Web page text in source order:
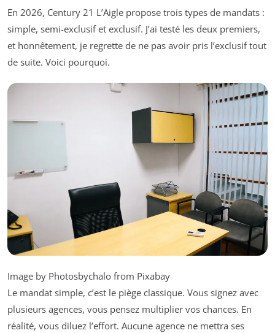
En 2026, Century 21 L’Aigle propose trois types de mandats :
simple, semi-exclusif et exclusif. J’ai testé les deux premiers,
et honnêtement, je regrette de ne pas avoir pris l’exclusif tout
de suite. Voici pourquoi.
Image by Photosbychalo from Pixabay
Le mandat simple, c’est le piège classique. Vous signez avec
plusieurs agences, vous pensez multiplier vos chances. En
réalité, vous diluez l’effort. Aucune agence ne mettra ses